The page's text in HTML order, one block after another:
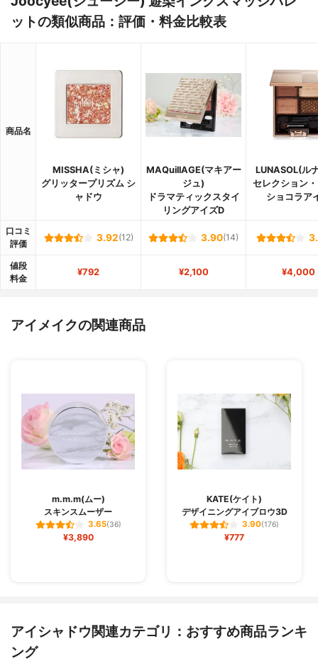
ットの類似商品：評価・料金比較表
商品名
MISSHA(ミシャ)
グリッタープリズム シ
ャドウ
MAQuillAGE(マキアー
ジュ)
ドラマティックスタイ
リングアイズD
LUNASOL(ル
セレクション
ショコラア
口コミ
評価
3.92(12) 3.90(14)
値段
料金
¥792 ¥2,100 ¥4,000
アイメイクの関連商品
m.m.m(ムー)
スキンスムーザー
3.65(36)
¥3,890
KATE(ケイト)
デザイニングアイブロウ3D
3.90(176)
¥777
アイシャドウ関連カテゴリ：おすすめ商品ランキ
ング